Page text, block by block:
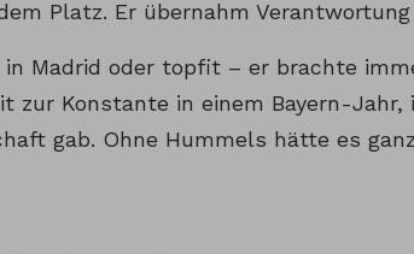
Platz. Er übernahm
in Madrid oder topfit – er brachte
zur Konstante in einem Bayern-Jahr,
gab. Ohne Hummels hätte es